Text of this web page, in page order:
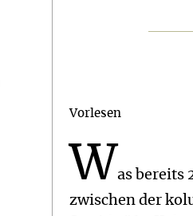
Vorlesen
Was bereits
zwischen der